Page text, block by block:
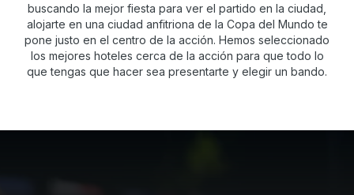
buscando la mejor fiesta para ver el partido en la ciudad,
alojarte en una ciudad anfitriona de la Copa del Mundo te
pone justo en el centro de la acción. Hemos seleccionado
los mejores hoteles cerca de la acción para que todo lo
que tengas que hacer sea presentarte y elegir un bando.